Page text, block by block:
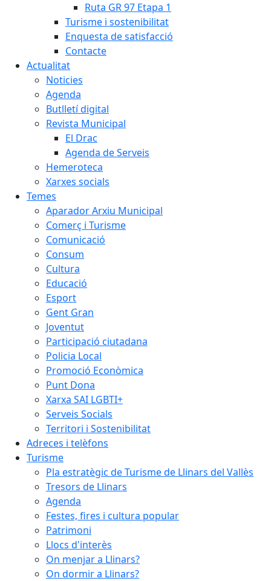
Ruta GR 97 Etapa 1
Turisme i sostenibilitat
Enquesta de satisfacció
Contacte
Actualitat
Noticies
Agenda
Butlletí digital
Revista Municipal
El Drac
Agenda de Serveis
Hemeroteca
Xarxes socials
Temes
Aparador Arxiu Municipal
Comerç i Turisme
Comunicació
Consum
Cultura
Educació
Esport
Gent Gran
Joventut
Participació ciutadana
Policia Local
Promoció Econòmica
Punt Dona
Xarxa SAI LGBTI+
Serveis Socials
Territori i Sostenibilitat
Adreces i telèfons
Turisme
Pla estratègic de Turisme de Llinars del Vallès
Tresors de Llinars
Agenda
Festes, fires i cultura popular
Patrimoni
Llocs d'interès
On menjar a Llinars?
On dormir a Llinars?